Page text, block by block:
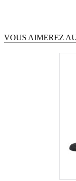
VOUS AIMEREZ